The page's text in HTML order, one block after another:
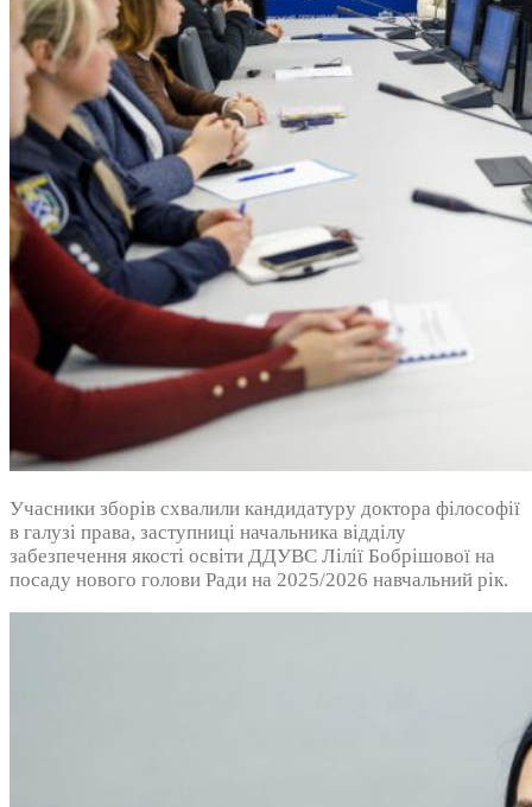
Учасники зборів схвалили кандидатуру доктора філософії
в галузі права, заступниці начальника відділу
забезпечення якості освіти ДДУВС Лілії Бобрішової на
посаду нового голови Ради на 2025/2026 навчальний рік.